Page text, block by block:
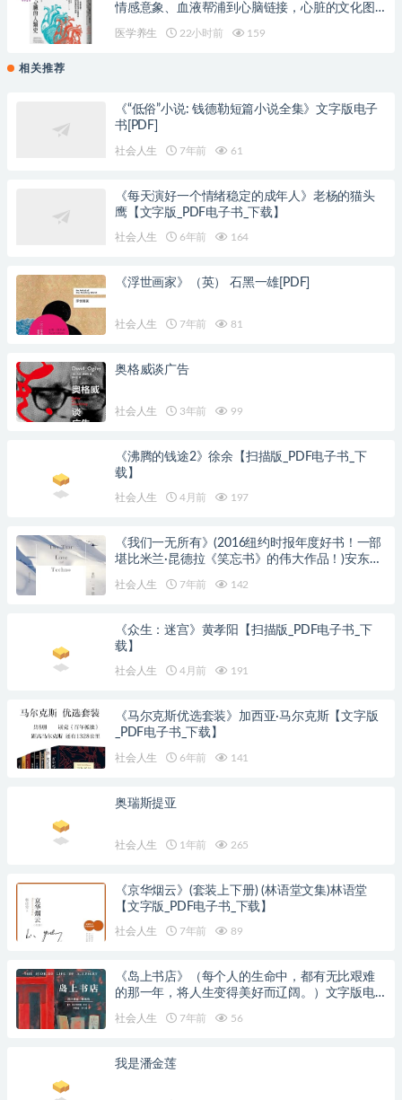
情感意象、血液帮浦到心脑链接，心脏的文化图
医学养生 22小时前 159
相关推荐
《“低俗”小说: 钱德勒短篇小说全集》文字版电子
书[PDF]
社会人生 7年前 61
《每天演好一个情绪稳定的成年人》老杨的猫头
鹰【文字版_PDF电子书_下载】
社会人生 6年前 164
《浮世画家》（英） 石黑一雄[PDF]
社会人生 7年前 81
奥格威谈广告
社会人生 3年前 99
《沸腾的钱途2》徐余【扫描版_PDF电子书_下
载】
社会人生 4月前 197
《我们一无所有》(2016纽约时报年度好书！一部
堪比米兰·昆德拉《笑忘书》的伟大作品！)安东尼·
社会人生 7年前 142
《众生：迷宫》黄孝阳【扫描版_PDF电子书_下
载】
社会人生 4月前 191
《马尔克斯优选套装》加西亚·马尔克斯【文字版
_PDF电子书_下载】
社会人生 6年前 141
奥瑞斯提亚
社会人生 1年前 265
《京华烟云》(套装上下册) (林语堂文集)林语堂
【文字版_PDF电子书_下载】
社会人生 7年前 89
《岛上书店》（每个人的生命中，都有无比艰难
的那一年，将人生变得美好而辽阔。）文字版电
社会人生 7年前 56
我是潘金莲